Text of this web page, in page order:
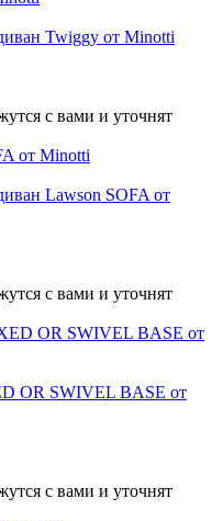
Twiggy от Minotti
с вами и уточнят
Lawson SOFA от
с вами и уточнят
OR SWIVEL BASE от
с вами и уточнят